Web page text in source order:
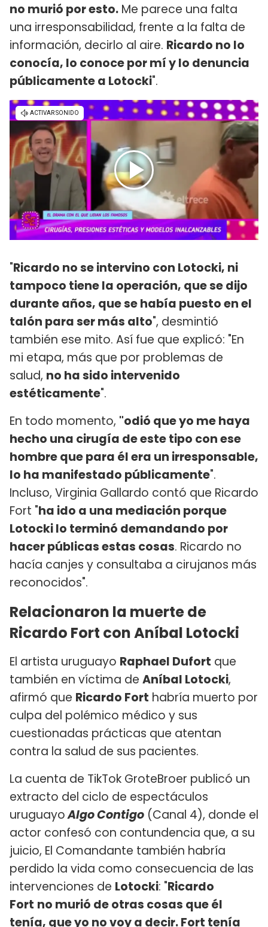
no murió por esto. Me parece una falta
una irresponsabilidad, frente a la falta de
información, decirlo al aire. Ricardo no lo
conocía, lo conoce por mí y lo denuncia
públicamente a Lotocki".
"Ricardo no se intervino con Lotocki, ni
tampoco tiene la operación, que se dijo
durante años, que se había puesto en el
talón para ser más alto", desmintió
también ese mito. Así fue que explicó: "En
mi etapa, más que por problemas de
salud, no ha sido intervenido
estéticamente".
En todo momento, "odió que yo me haya
hecho una cirugía de este tipo con ese
hombre que para él era un irresponsable,
lo ha manifestado públicamente".
Incluso, Virginia Gallardo contó que Ricardo
Fort "ha ido a una mediación porque
Lotocki lo terminó demandando por
hacer públicas estas cosas. Ricardo no
hacía canjes y consultaba a cirujanos más
reconocidos".
Relacionaron la muerte de
Ricardo Fort con Aníbal Lotocki
El artista uruguayo Raphael Dufort que
también en víctima de Aníbal Lotocki,
afirmó que Ricardo Fort habría muerto por
culpa del polémico médico y sus
cuestionadas prácticas que atentan
contra la salud de sus pacientes.
La cuenta de TikTok GroteBroer publicó un
extracto del ciclo de espectáculos
uruguayoAlgo Contigo (Canal 4), donde el
actor confesó con contundencia que, a su
juicio, El Comandante también habría
perdido la vida como consecuencia de las
intervenciones de Lotocki: "Ricardo
Fort no murió de otras cosas que él
tenía, que yo no voy a decir. Fort tenía